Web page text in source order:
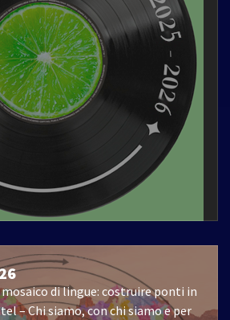
mosaico di lingue: costruire ponti in
– Chi siamo, con chi siamo e per